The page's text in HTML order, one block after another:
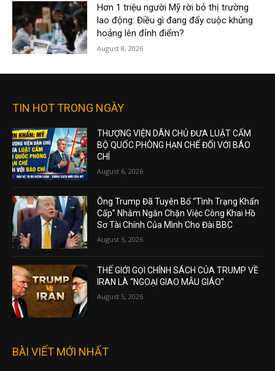
Hơn 1 triệu người Mỹ rời bỏ thị trường
lao động: Điều gì đang đẩy cuộc khủng
hoảng lên đỉnh điểm?
August 8, 2026
TIN HOT TRONG NGÀY
THƯỢNG VIỆN DÂN CHỦ ĐƯA LUẬT CẤM
BỘ QUỐC PHÒNG HẠN CHẾ ĐỐI VỚI BÁO
CHÍ
August 6, 2026
Ông Trump Đã Tuyên Bố “Tình Trạng Khẩn
Cấp” Nhằm Ngăn Chặn Việc Công Khai Hồ
Sơ Tài Chính Của Mình Cho Đài BBC
August 5, 2026
THẾ GIỚI GỌI CHÍNH SÁCH CỦA TRUMP VỀ
IRAN LÀ “NGOẠI GIAO MẪU GIÁO”
August 5, 2026
BÀI VIẾT MỚI NHẤT